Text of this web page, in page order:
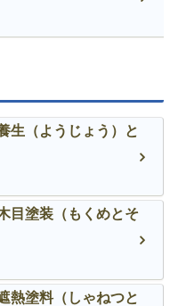
生（ようじょう）と
目塗装（もくめとそ
熱塗料（しゃねつと